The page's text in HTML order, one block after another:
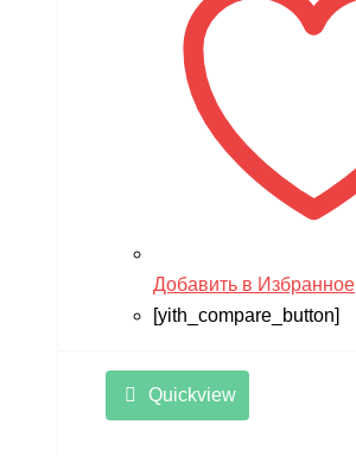
Добавить в Избранное
[yith_compare_button]
Quickview